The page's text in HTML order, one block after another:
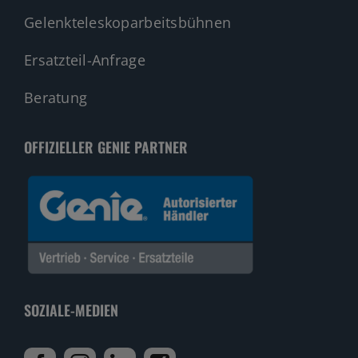
Gelenkteleskoparbeitsbühnen
Ersatzteil-Anfrage
Beratung
OFFIZIELLER GENIE PARTNER
SOZIALE-MEDIEN